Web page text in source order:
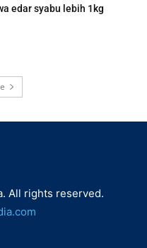
edar syabu lebih 1kg
All rights reserved.